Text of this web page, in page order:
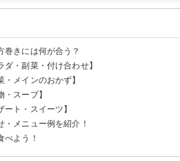
巻きには何が合う？
・副菜・付け合わせ】
煮メインのおかず】
スープ】
ト・スイーツ】
ーキメニュー例を紹介！
べよう！